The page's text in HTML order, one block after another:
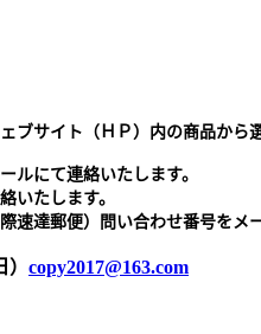
ブサイト（ＨＰ）内の商品から
ルにて連絡いたします。
いたします。
速達郵便）問い合わせ番号をメ
copy2017@163.com